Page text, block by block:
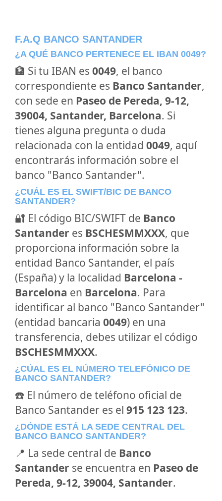
F.A.Q BANCO SANTANDER
¿A QUÉ BANCO PERTENECE EL IBAN 0049?
🏦 Si tu IBAN es 0049, el banco
correspondiente es Banco Santander,
con sede en Paseo de Pereda, 9-12,
39004, Santander, Barcelona. Si
tienes alguna pregunta o duda
relacionada con la entidad 0049, aquí
encontrarás información sobre el
banco "Banco Santander".
¿CUÁL ES EL SWIFT/BIC DE BANCO
SANTANDER?
🔐 El código BIC/SWIFT de Banco
Santander es BSCHESMMXXX, que
proporciona información sobre la
entidad Banco Santander, el país
(España) y la localidad Barcelona -
Barcelona en Barcelona. Para
identificar al banco "Banco Santander"
(entidad bancaria 0049) en una
transferencia, debes utilizar el código
BSCHESMMXXX.
¿CÚAL ES EL NÚMERO TELEFÓNICO DE
BANCO SANTANDER?
☎️ El número de teléfono oficial de
Banco Santander es el 915 123 123.
¿DÓNDE ESTÁ LA SEDE CENTRAL DEL
BANCO BANCO SANTANDER?
📍 La sede central de Banco
Santander se encuentra en Paseo de
Pereda, 9-12, 39004, Santander.